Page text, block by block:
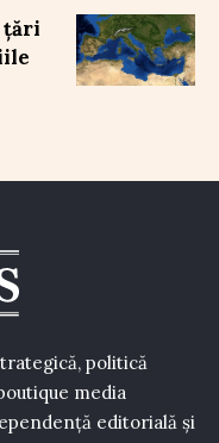
țări
politică
media
editorială și